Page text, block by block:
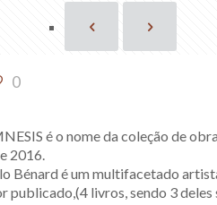
0
é o nome da coleção de
2016.
Bénard é um multifacetado
publicado,(4 livros, sendo 3